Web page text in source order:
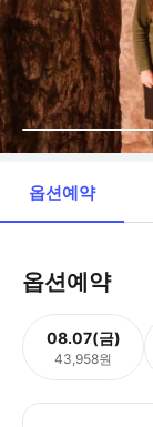
옵션예약
옵션예약
08.07(금)
43,958원